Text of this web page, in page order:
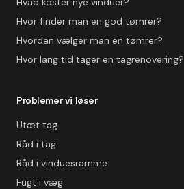
Hvor finder man en god tømrer?
Hvordan vælger man en tømrer?
Hvor lang tid tager en tagrenovering?
Problemer vi løser
Utæt tag
Råd i tag
Råd i vinduesramme
Fugt i væg